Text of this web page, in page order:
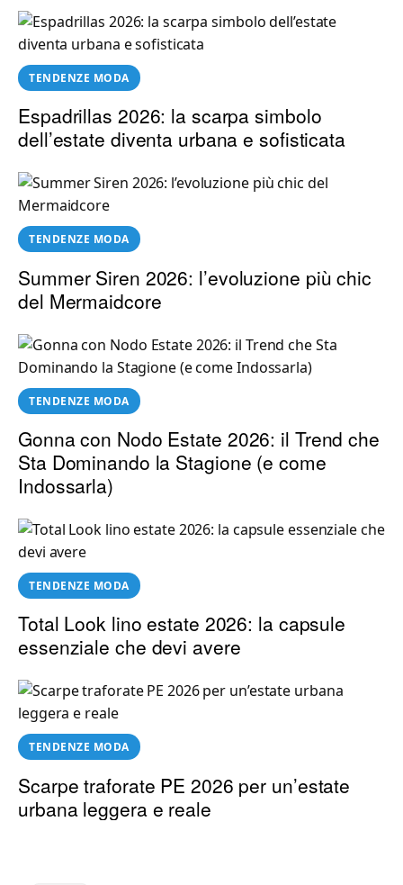
TENDENZE MODA
Espadrillas 2026: la scarpa simbolo
dell’estate diventa urbana e sofisticata
TENDENZE MODA
Summer Siren 2026: l’evoluzione più chic
del Mermaidcore
TENDENZE MODA
Gonna con Nodo Estate 2026: il Trend che
Sta Dominando la Stagione (e come
Indossarla)
TENDENZE MODA
Total Look lino estate 2026: la capsule
essenziale che devi avere
TENDENZE MODA
Scarpe traforate PE 2026 per un’estate
urbana leggera e reale